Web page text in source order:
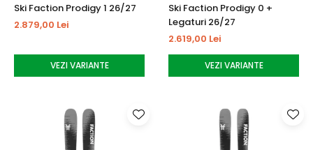
Ski Faction Prodigy 1 26/27
2.879,00 Lei
VEZI VARIANTE
Ski Faction Prodigy 0 +
Legaturi 26/27
2.619,00 Lei
VEZI VARIANTE